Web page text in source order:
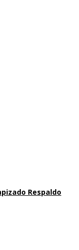
Respaldo